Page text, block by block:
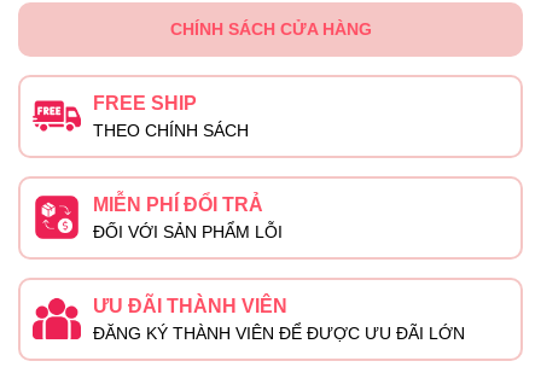
CHÍNH SÁCH CỬA HÀNG
FREE SHIP
THEO CHÍNH SÁCH
MIỄN PHÍ ĐỔI TRẢ
ĐỐI VỚI SẢN PHẨM LỖI
ƯU ĐÃI THÀNH VIÊN
ĐĂNG KÝ THÀNH VIÊN ĐỂ ĐƯỢC ƯU ĐÃI LỚN